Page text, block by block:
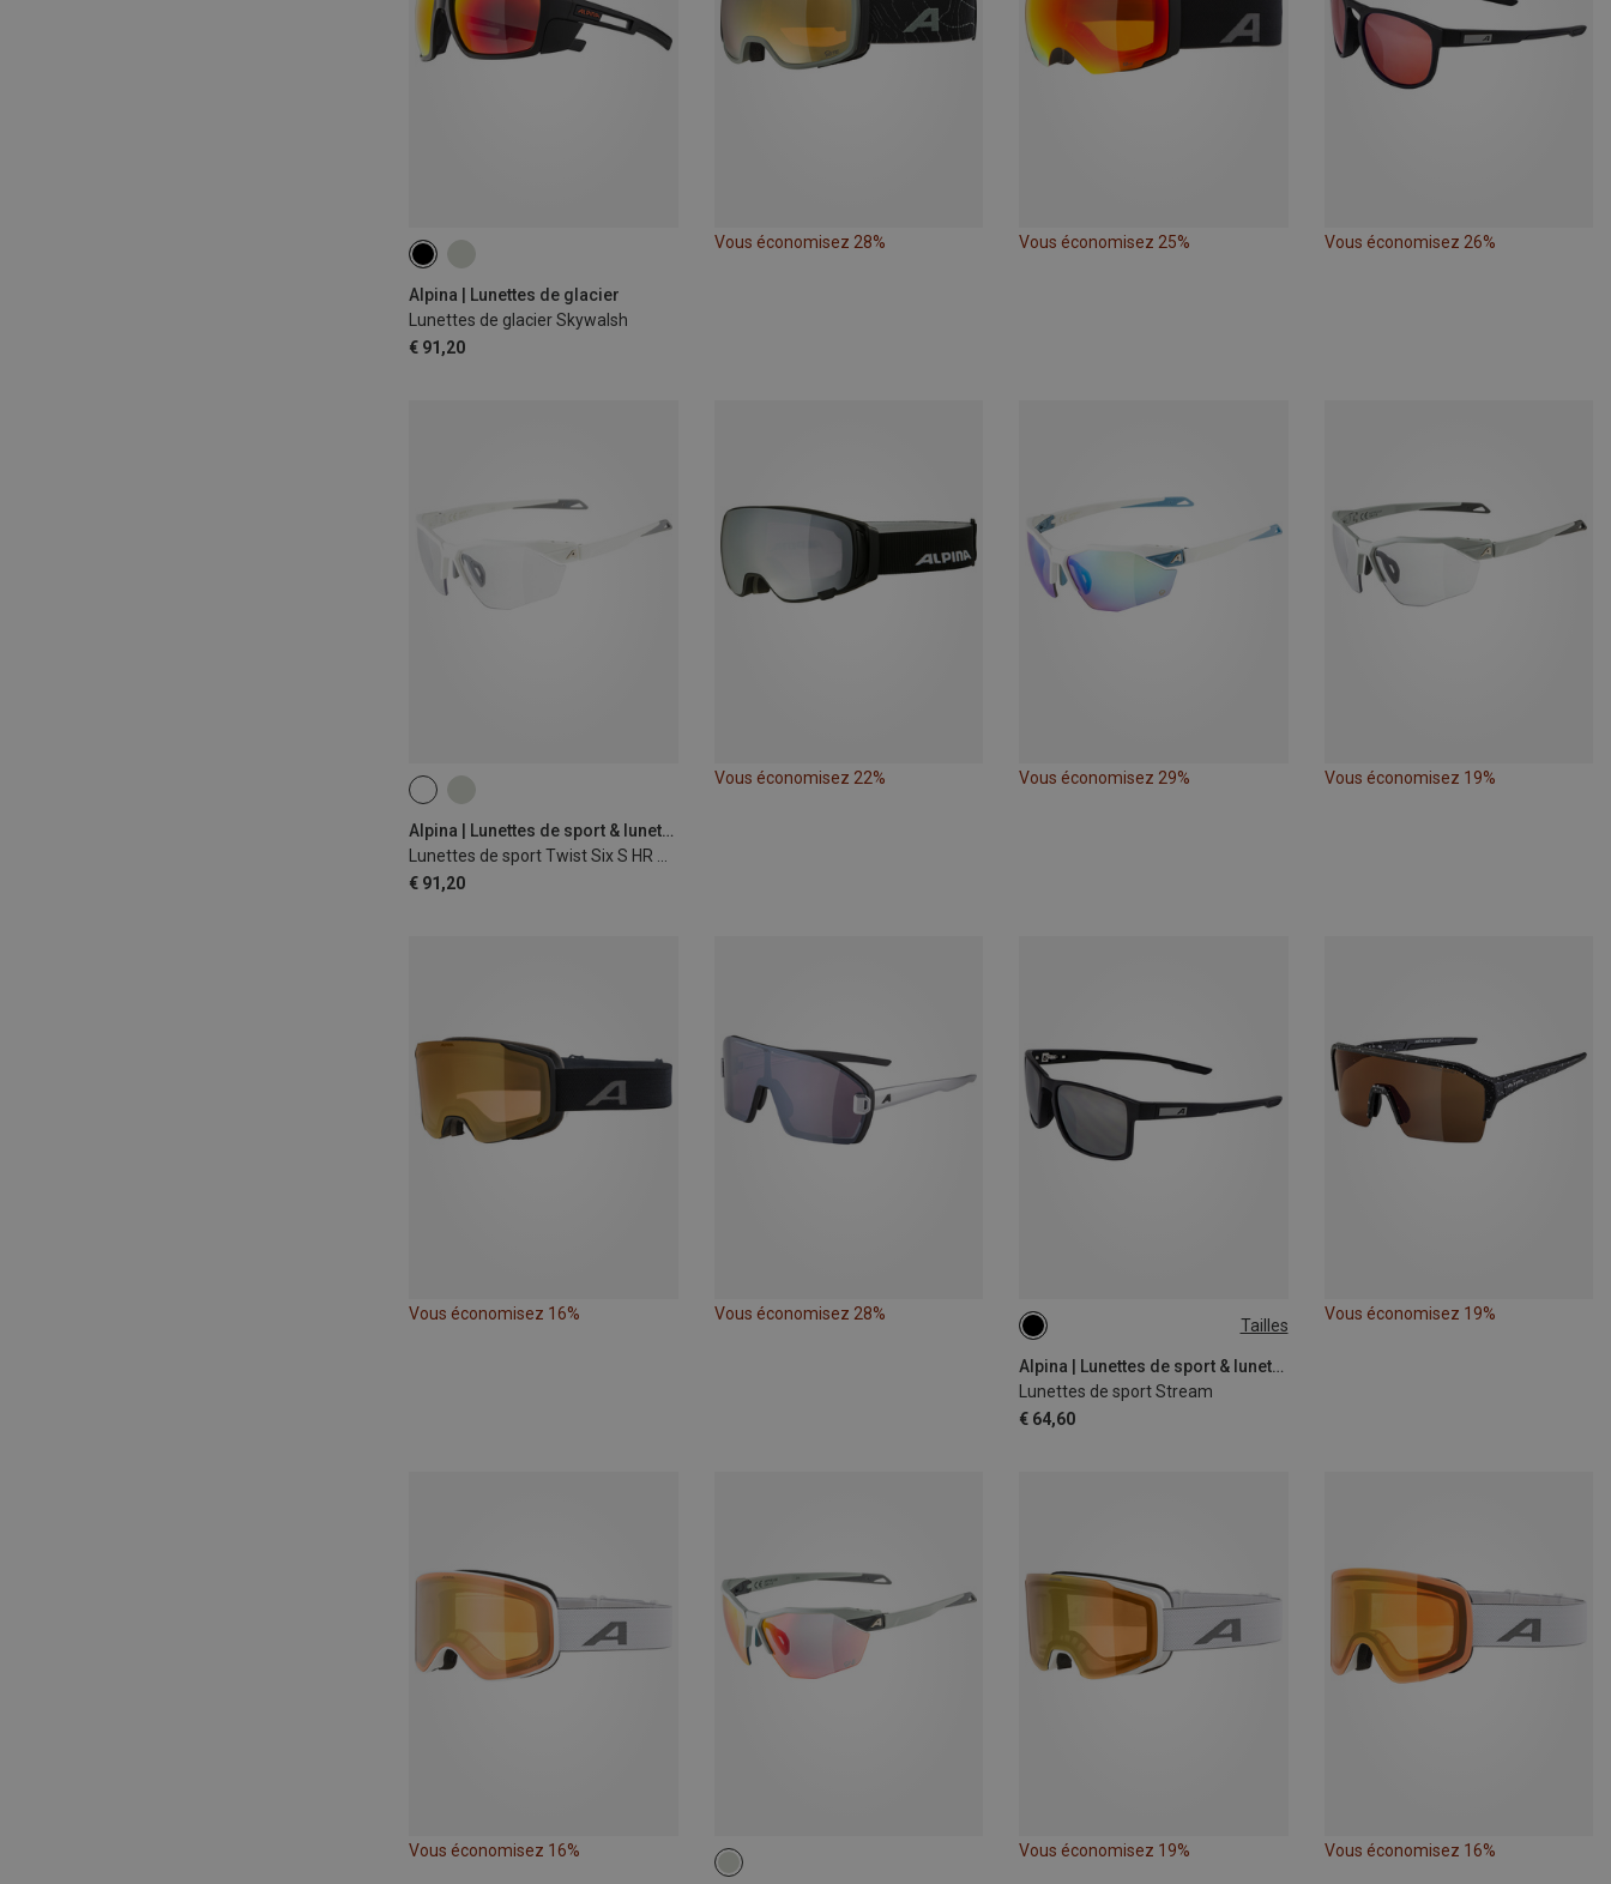
Alpina | Lunettes de glacier
Lunettes de glacier Skywalsh
€ 91,20
Vous économisez 28% Vous économisez 25% Vous économisez 26%
Alpina | Lunettes de sport & lunettes de soleil de sport
Lunettes de sport Twist Six S HR V 1-3
€ 91,20
Vous économisez 22% Vous économisez 29% Vous économisez 19%
Vous économisez 16% Vous économisez 28%
Tailles
Alpina | Lunettes de sport & lunettes de soleil de sport
Lunettes de sport Stream
€ 64,60
ONE SIZE
Vous économisez 19%
Vous économisez 16% Vous économisez 19% Vous économisez 16%